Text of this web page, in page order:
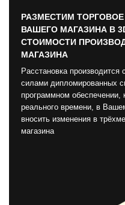
РАЗМЕСТИМ
ВАШЕГО МАГАЗИНА В
СТОИМОСТИ
МАГАЗИНА
Расстановка
силами дипломированных
программном обеспечении,
реального времени, в
вносить изменения в
магазина